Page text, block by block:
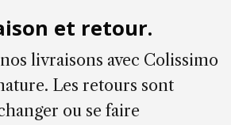
et retour.
livraisons avec Colissimo
Les retours sont
ou se faire